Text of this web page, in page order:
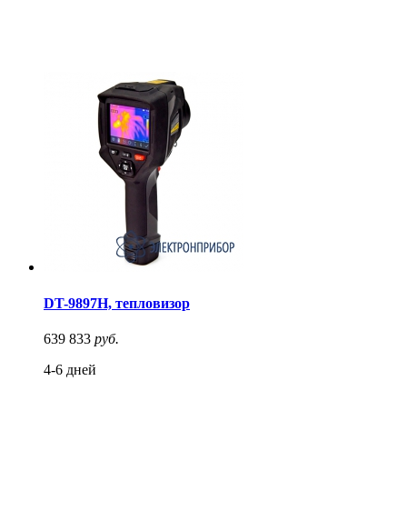
DT-9897H, тепловизор
639 833 руб.
4-6 дней